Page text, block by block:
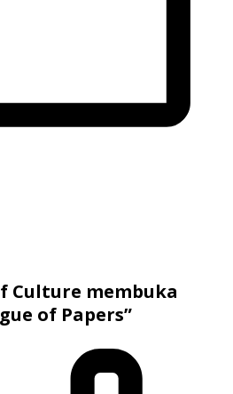
Culture membuka
of Papers”